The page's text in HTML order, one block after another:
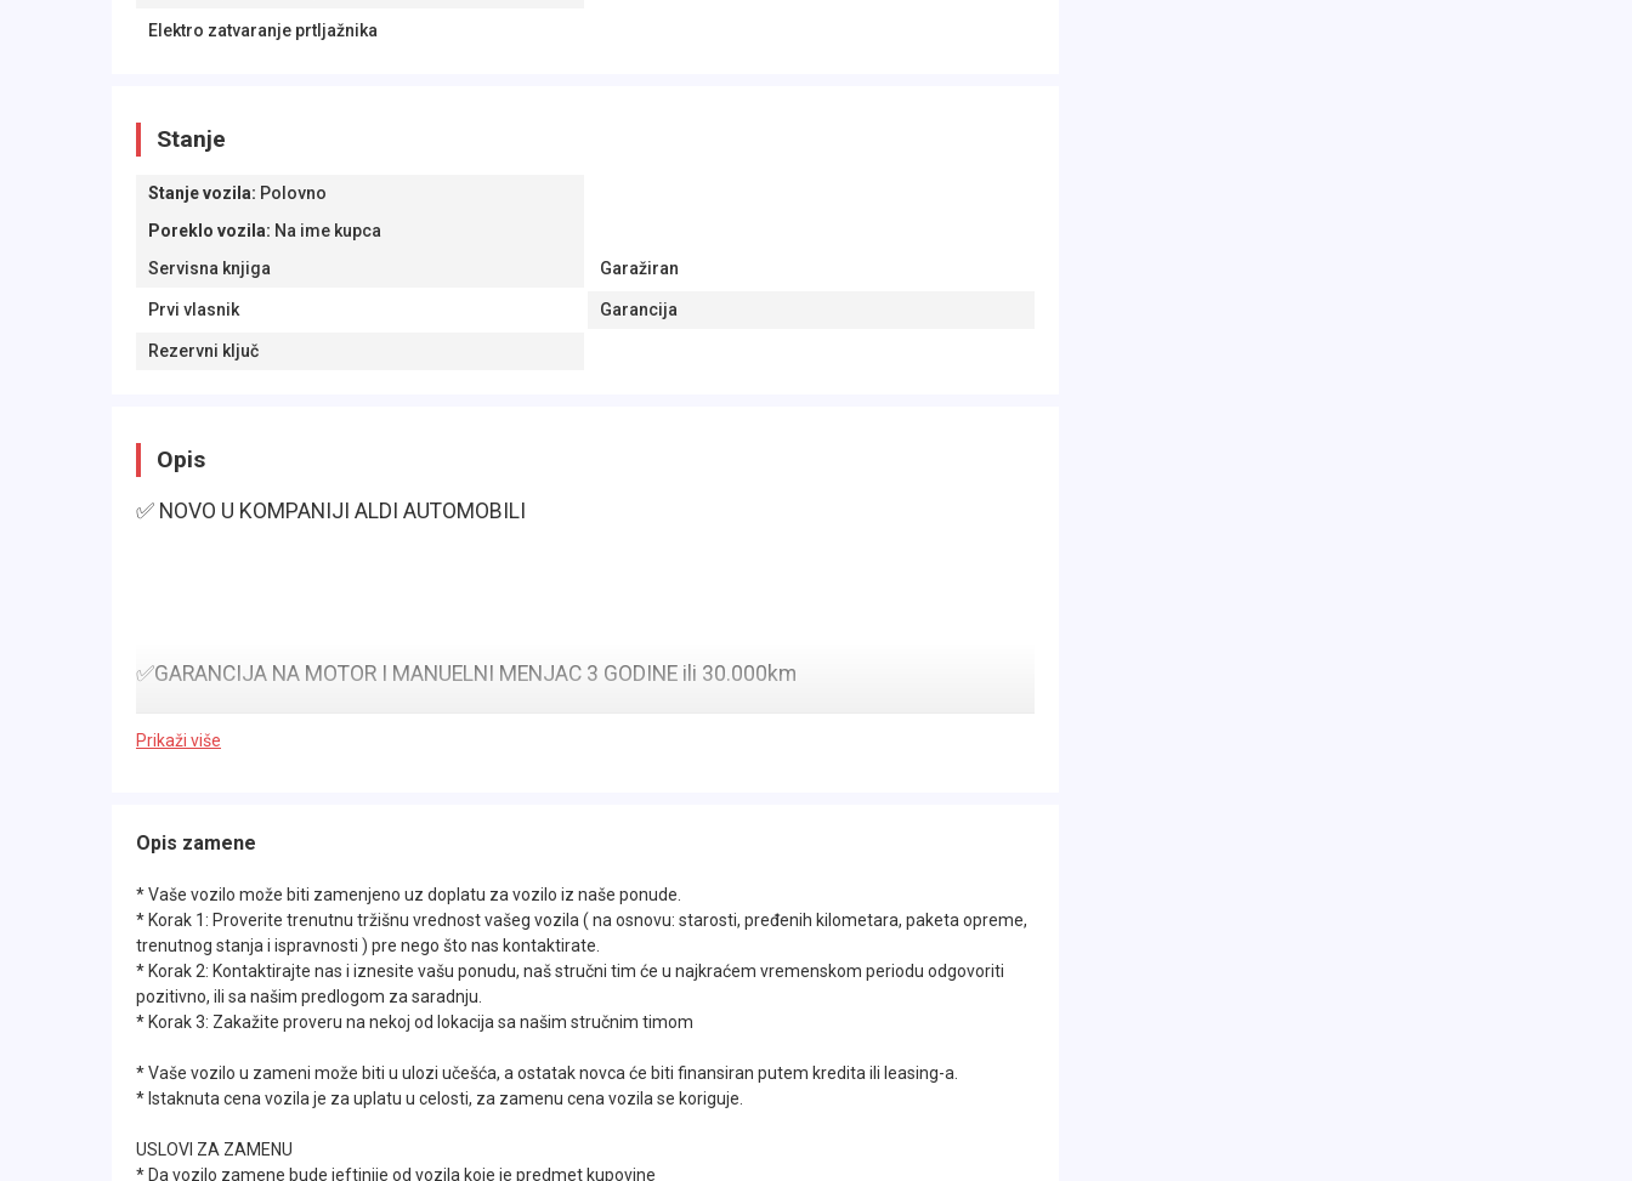
Elektro zatvaranje prtljažnika
Stanje
Stanje vozila: Polovno
Poreklo vozila: Na ime kupca
Servisna knjiga
Garažiran
Prvi vlasnik Garancija
Rezervni ključ
Opis
✅ NOVO U KOMPANIJI ALDI AUTOMOBILI
✅GARANCIJA NA MOTOR I MANUELNI MENJAC 3 GODINE ili 30.000km
✅Vozilo iz uvoza, kupljeno od prvog vlasnika.
✅Redovno održavano u ovlašćenom servisu ( original servisna knjižica ili elektronska servisna
istorija dostupna na uvid ).
Prikaži više
Opis zamene
* Vaše vozilo može biti zamenjeno uz doplatu za vozilo iz naše ponude.
* Korak 1: Proverite trenutnu tržišnu vrednost vašeg vozila ( na osnovu: starosti, pređenih kilometara, paketa opreme,
trenutnog stanja i ispravnosti ) pre nego što nas kontaktirate.
* Korak 2: Kontaktirajte nas i iznesite vašu ponudu, naš stručni tim će u najkraćem vremenskom periodu odgovoriti
pozitivno, ili sa našim predlogom za saradnju.
* Korak 3: Zakažite proveru na nekoj od lokacija sa našim stručnim timom
* Vaše vozilo u zameni može biti u ulozi učešća, a ostatak novca će biti finansiran putem kredita ili leasing-a.
* Istaknuta cena vozila je za uplatu u celosti, za zamenu cena vozila se koriguje.
USLOVI ZA ZAMENU
* Da vozilo zamene bude jeftinije od vozila koje je predmet kupovine